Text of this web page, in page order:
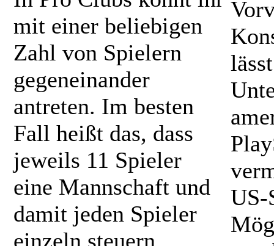
mit einer beliebigen
Zahl von Spielern
gegeneinander
antreten. Im besten
Fall heißt das, dass
jeweils 11 Spieler
eine Mannschaft und
damit jeden Spieler
einzeln steuern...
US-